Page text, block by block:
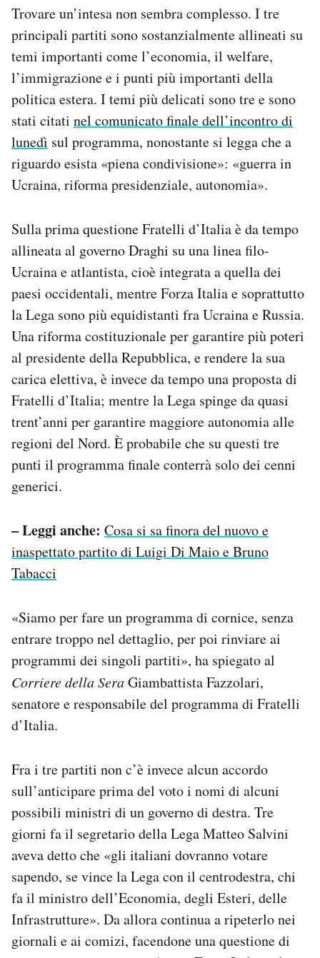
Trovare un’intesa non sembra complesso. I tre
principali partiti sono sostanzialmente allineati su
temi importanti come l’economia, il welfare,
l’immigrazione e i punti più importanti della
politica estera. I temi più delicati sono tre e sono
stati citati nel comunicato finale dell’incontro di
lunedì sul programma, nonostante si legga che a
riguardo esista «piena condivisione»: «guerra in
Ucraina, riforma presidenziale, autonomia».
Sulla prima questione Fratelli d’Italia è da tempo
allineata al governo Draghi su una linea filo-
Ucraina e atlantista, cioè integrata a quella dei
paesi occidentali, mentre Forza Italia e soprattutto
la Lega sono più equidistanti fra Ucraina e Russia.
Una riforma costituzionale per garantire più poteri
al presidente della Repubblica, e rendere la sua
carica elettiva, è invece da tempo una proposta di
Fratelli d’Italia; mentre la Lega spinge da quasi
trent’anni per garantire maggiore autonomia alle
regioni del Nord. È probabile che su questi tre
punti il programma finale conterrà solo dei cenni
generici.
– Leggi anche: Cosa si sa finora del nuovo e
inaspettato partito di Luigi Di Maio e Bruno
Tabacci
«Siamo per fare un programma di cornice, senza
entrare troppo nel dettaglio, per poi rinviare ai
programmi dei singoli partiti», ha spiegato al
Corriere della SeraGiambattista Fazzolari,
senatore e responsabile del programma di Fratelli
d’Italia.
Fra i tre partiti non c’è invece alcun accordo
sull’anticipare prima del voto i nomi di alcuni
possibili ministri di un governo di destra. Tre
giorni fa il segretario della Lega Matteo Salvini
aveva detto che «gli italiani dovranno votare
sapendo, se vince la Lega con il centrodestra, chi
fa il ministro dell’Economia, degli Esteri, delle
Infrastrutture». Da allora continua a ripeterlo nei
giornali e ai comizi, facendone una questione di